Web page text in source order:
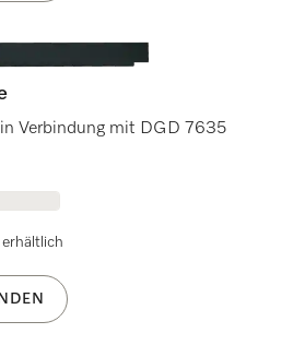
Verbindung mit DGD 7635